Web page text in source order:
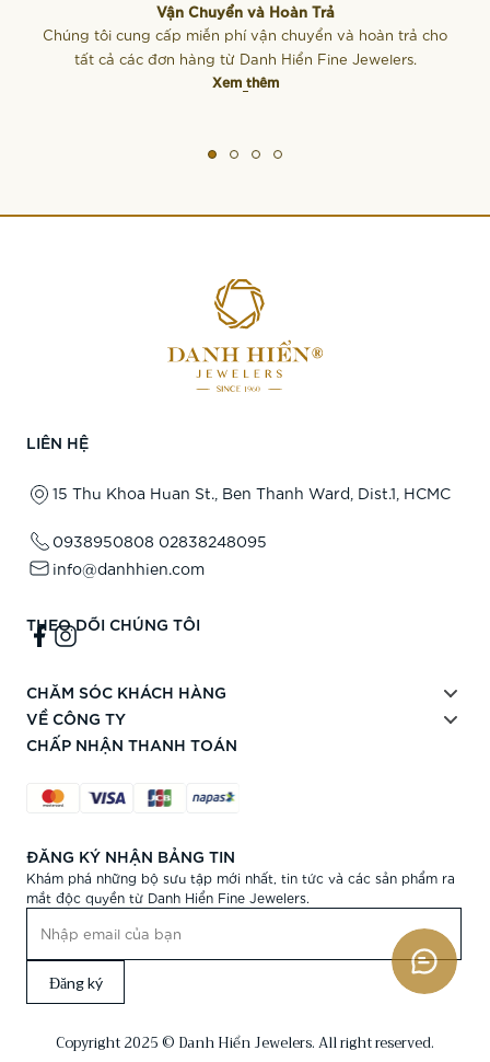
Vận Chuyển và Hoàn Trả
Chúng tôi cung cấp miễn phí vận chuyển và hoàn trả cho
tất cả các đơn hàng từ Danh Hiển Fine Jewelers.
Xem thêm
LIÊN HỆ
15 Thu Khoa Huan St., Ben Thanh Ward, Dist.1, HCMC
0938950808 02838248095
info@danhhien.com
THEO DÕI CHÚNG TÔI
CHĂM SÓC KHÁCH HÀNG
VỀ CÔNG TY
CHẤP NHẬN THANH TOÁN
ĐĂNG KÝ NHẬN BẢNG TIN
Khám phá những bộ sưu tập mới nhất, tin tức và các sản phẩm ra
mắt độc quyền từ Danh Hiển Fine Jewelers.
Đăng ký
Copyright 2025 © Danh Hiển Jewelers. All right reserved.